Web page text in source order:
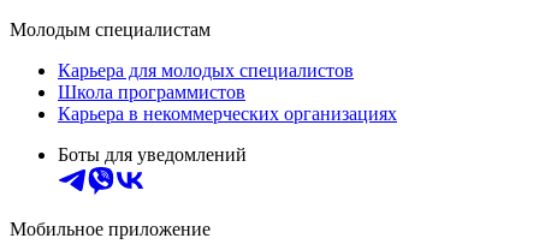
Молодым специалистам
Карьера для молодых специалистов
Школа программистов
Карьера в некоммерческих организациях
Боты для уведомлений
Мобильное приложение